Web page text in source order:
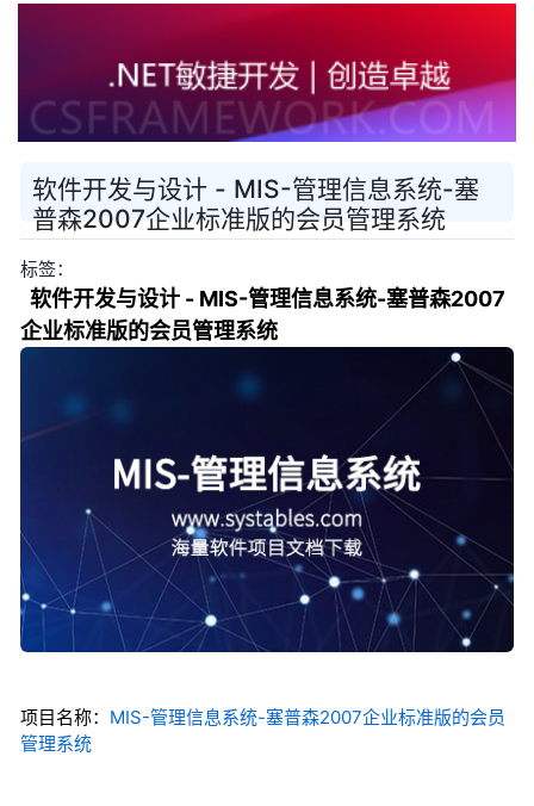
软件开发与设计 - MIS-管理信息系统-塞
普森2007企业标准版的会员管理系统
标签：
软件开发与设计 - MIS-管理信息系统-塞普森2007
企业标准版的会员管理系统
项目名称： MIS-管理信息系统-塞普森2007企业标准版的会员
管理系统